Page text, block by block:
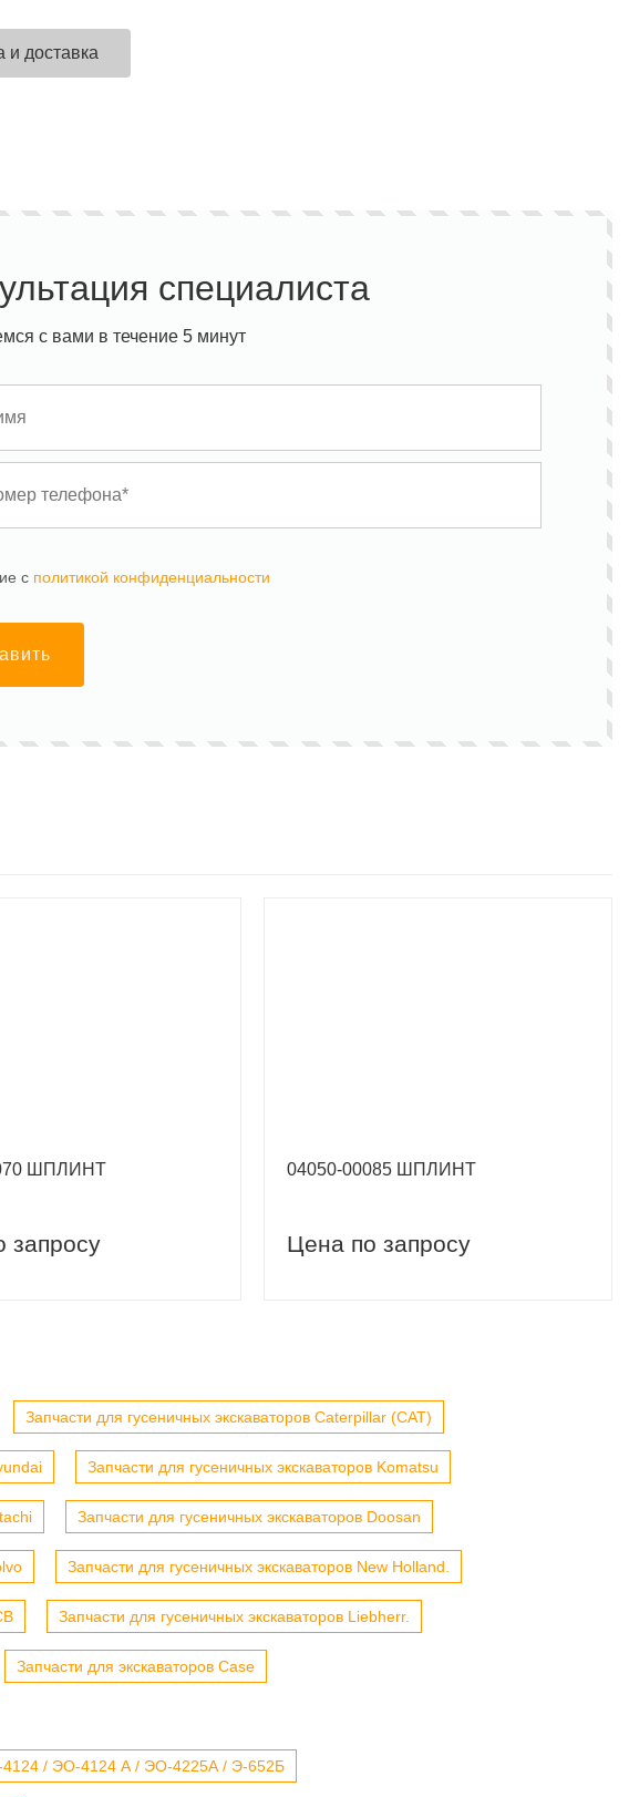
и доставка
специалиста
с вами в течение 5 минут
с политикой конфиденциальности
ШПЛИНТ
запросу
04050-00085 ШПЛИНТ
Цена по запросу
Запчасти для гусеничных экскаваторов Caterpillar (CAT)
Запчасти для гусеничных экскаваторов Komatsu
Запчасти для гусеничных экскаваторов Doosan
Запчасти для гусеничных экскаваторов New Holland.
Запчасти для гусеничных экскаваторов Liebherr.
Запчасти для экскаваторов Case
4124 / ЭО-4124 А / ЭО-4225А / Э-652Б